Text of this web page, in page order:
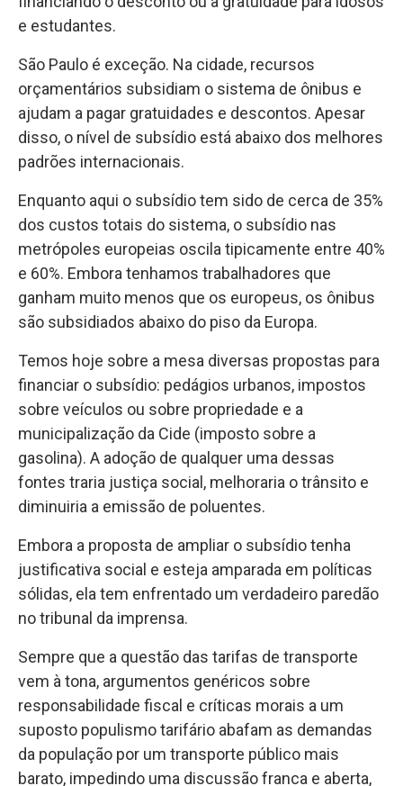
e estudantes.
São Paulo é exceção. Na cidade, recursos
orçamentários subsidiam o sistema de ônibus e
ajudam a pagar gratuidades e descontos. Apesar
disso, o nível de subsídio está abaixo dos melhores
padrões internacionais.
Enquanto aqui o subsídio tem sido de cerca de 35%
dos custos totais do sistema, o subsídio nas
metrópoles europeias oscila tipicamente entre 40%
e 60%. Embora tenhamos trabalhadores que
ganham muito menos que os europeus, os ônibus
são subsidiados abaixo do piso da Europa.
Temos hoje sobre a mesa diversas propostas para
financiar o subsídio: pedágios urbanos, impostos
sobre veículos ou sobre propriedade e a
municipalização da Cide (imposto sobre a
gasolina). A adoção de qualquer uma dessas
fontes traria justiça social, melhoraria o trânsito e
diminuiria a emissão de poluentes.
Embora a proposta de ampliar o subsídio tenha
justificativa social e esteja amparada em políticas
sólidas, ela tem enfrentado um verdadeiro paredão
no tribunal da imprensa.
Sempre que a questão das tarifas de transporte
vem à tona, argumentos genéricos sobre
responsabilidade fiscal e críticas morais a um
suposto populismo tarifário abafam as demandas
da população por um transporte público mais
barato, impedindo uma discussão franca e aberta,